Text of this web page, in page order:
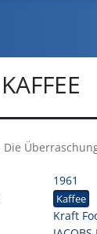
- Die
1961
Kaffee
Kraft